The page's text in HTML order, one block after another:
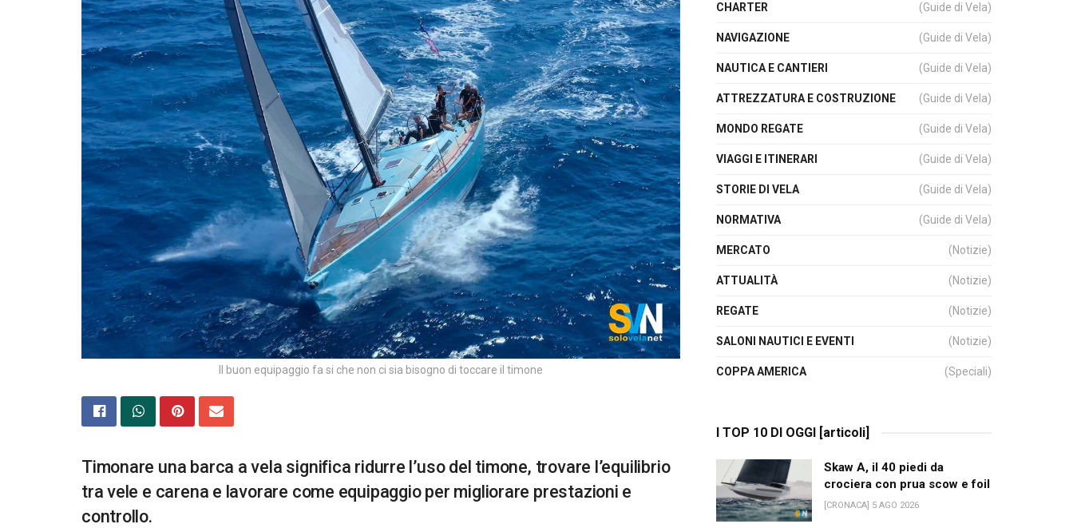
Il buon equipaggio fa si che non ci sia bisogno di toccare il timone
Timonare una barca a vela significa ridurre l’uso del timone, trovare l’equilibrio
tra vele e carena e lavorare come equipaggio per migliorare prestazioni e
controllo.
CHARTER (Guide di Vela)
NAVIGAZIONE (Guide di Vela)
NAUTICA E CANTIERI (Guide di Vela)
ATTREZZATURA E COSTRUZIONE (Guide di Vela)
MONDO REGATE (Guide di Vela)
VIAGGI E ITINERARI (Guide di Vela)
STORIE DI VELA (Guide di Vela)
NORMATIVA (Guide di Vela)
MERCATO (Notizie)
ATTUALITÀ (Notizie)
REGATE (Notizie)
SALONI NAUTICI E EVENTI (Notizie)
COPPA AMERICA (Speciali)
I TOP 10 DI OGGI [articoli]
Skaw A, il 40 piedi da
crociera con prua scow e foil
[CRONACA] 5 AGO 2026